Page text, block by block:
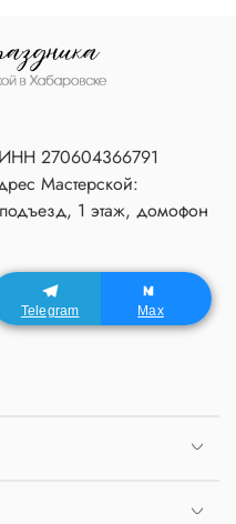
270604366791
Мастерской:
1 этаж, домофон
Telegram Max